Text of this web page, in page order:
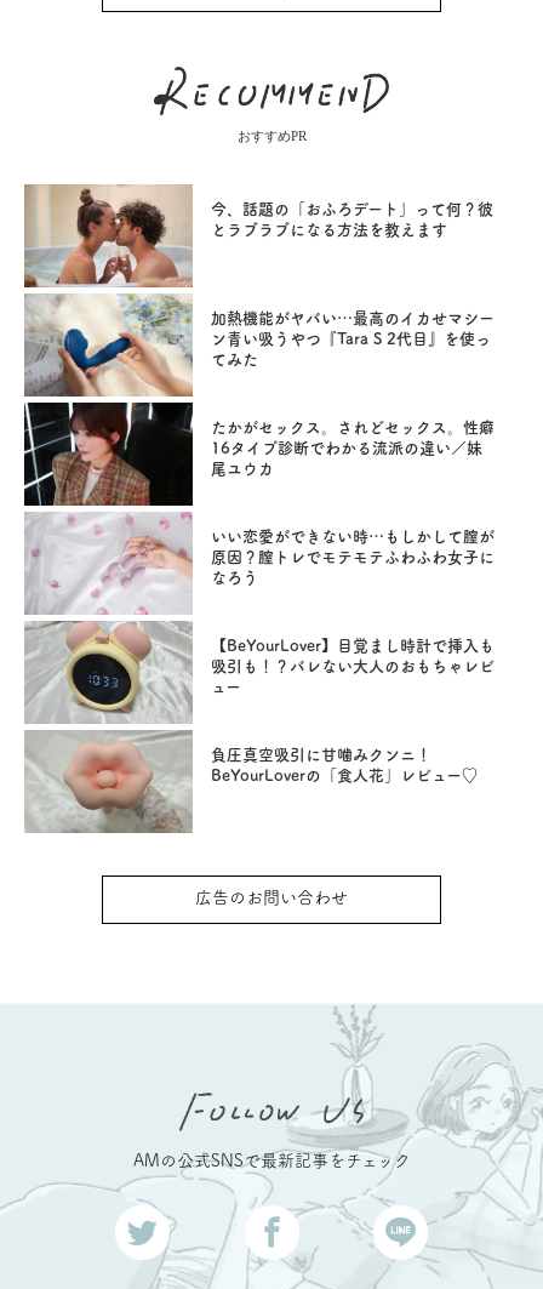
おすすめPR
今、話題の「おふろデート」って何？彼
とラブラブになる方法を教えます
加熱機能がヤバい…最高のイカせマシー
ン青い吸うやつ『Tara S 2代目』を使っ
てみた
たかがセックス。されどセックス。性癖
16タイプ診断でわかる流派の違い／妹
尾ユウカ
いい恋愛ができない時…もしかして膣が
原因？膣トレでモテモテふわふわ女子に
なろう
【BeYourLover】目覚まし時計で挿入も
吸引も！？バレない大人のおもちゃレビ
ュー
負圧真空吸引に甘噛みクンニ！
BeYourLoverの「食人花」レビュー♡
広告のお問い合わせ
AMの公式SNSで最新記事をチェック